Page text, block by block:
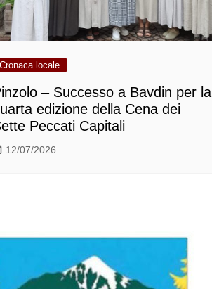
Cronaca locale
– Successo a Bavdin per la
edizione della Cena dei
Peccati Capitali
12/07/2026